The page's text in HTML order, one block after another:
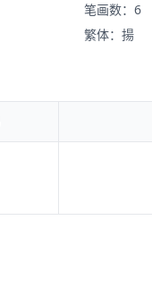
笔画数：6
繁体：揚